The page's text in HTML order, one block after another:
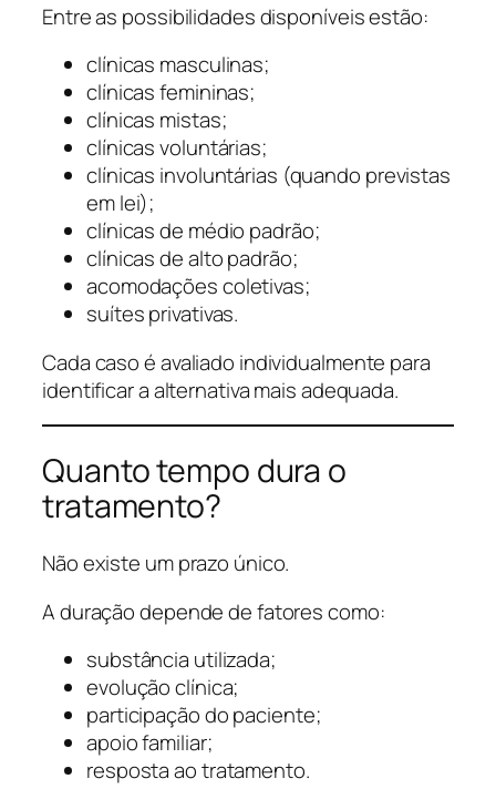
Entre as possibilidades disponíveis estão:
clínicas masculinas;
clínicas femininas;
clínicas mistas;
clínicas voluntárias;
clínicas involuntárias (quando previstas
em lei);
clínicas de médio padrão;
clínicas de alto padrão;
acomodações coletivas;
suítes privativas.
Cada caso é avaliado individualmente para
identificar a alternativa mais adequada.
Quanto tempo dura o
tratamento?
Não existe um prazo único.
A duração depende de fatores como:
substância utilizada;
evolução clínica;
participação do paciente;
apoio familiar;
resposta ao tratamento.